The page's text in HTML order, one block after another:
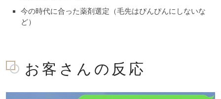
今の時代に合った薬剤選定（毛先はぴんぴんにしないな
ど）
お客さんの反応